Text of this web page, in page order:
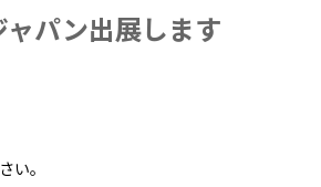
パン出展します
い。